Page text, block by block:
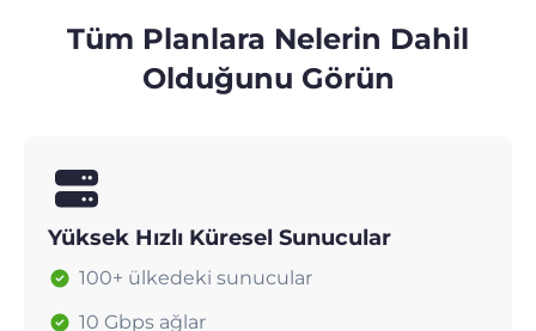
Tüm Planlara Nelerin Dahil
Olduğunu Görün
Yüksek Hızlı Küresel Sunucular
100+ ülkedeki sunucular
10 Gbps ağlar